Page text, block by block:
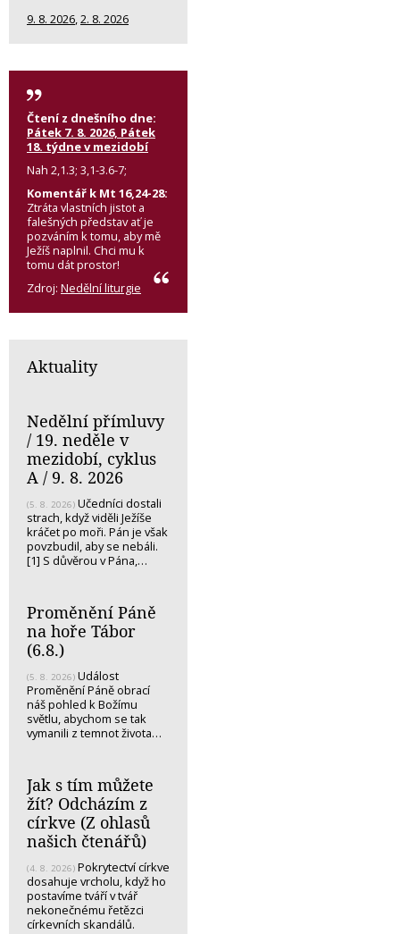
9. 8. 2026,2. 8. 2026
Čtení z dnešního dne:
Pátek 7. 8. 2026, Pátek
18. týdne v mezidobí
Nah 2,1.3; 3,1-3.6-7;
Komentář k Mt 16,24-28:
Ztráta vlastních jistot a
falešných představ ať je
pozváním k tomu, aby mě
Ježíš naplnil. Chci mu k
tomu dát prostor!
Zdroj: Nedělní liturgie
Aktuality
Nedělní přímluvy
/ 19. neděle v
mezidobí, cyklus
A / 9. 8. 2026
(5. 8. 2026) Učedníci dostali
strach, když viděli Ježíše
kráčet po moři. Pán je však
povzbudil, aby se nebáli.
[1] S důvěrou v Pána,…
Proměnění Páně
na hoře Tábor
(6.8.)
(5. 8. 2026) Událost
Proměnění Páně obrací
náš pohled k Božímu
světlu, abychom se tak
vymanili z temnot života…
Jak s tím můžete
žít? Odcházím z
církve (Z ohlasů
našich čtenářů)
(4. 8. 2026) Pokrytectví církve
dosahuje vrcholu, když ho
postavíme tváří v tvář
nekonečnému řetězci
církevních skandálů.